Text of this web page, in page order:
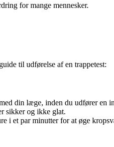
for mange mennesker.
til udførelse af en trappetest:
din læge, inden du udfører en
sikker og ikke glat.
i et par minutter for at øge